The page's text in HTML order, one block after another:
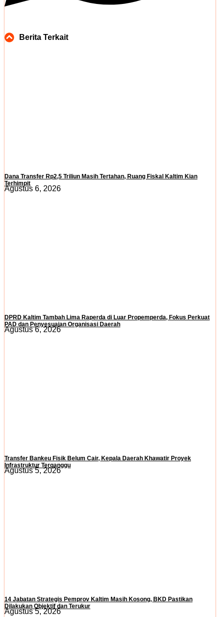
Berita Terkait
Dana Transfer Rp2,5 Triliun Masih Tertahan, Ruang Fiskal Kaltim Kian
Terhimpit
Agustus 6, 2026
DPRD Kaltim Tambah Lima Raperda di Luar Propemperda, Fokus Perkuat
PAD dan Penyesuaian Organisasi Daerah
Agustus 6, 2026
Transfer Bankeu Fisik Belum Cair, Kepala Daerah Khawatir Proyek
Infrastruktur Terganggu
Agustus 5, 2026
14 Jabatan Strategis Pemprov Kaltim Masih Kosong, BKD Pastikan
Dilakukan Objektif dan Terukur
Agustus 5, 2026